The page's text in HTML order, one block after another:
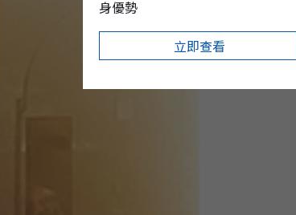
身優勢
立即查看